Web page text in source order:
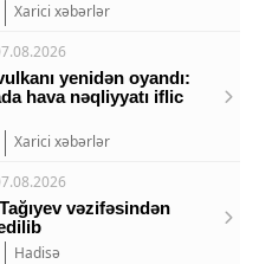
Xarici xəbərlər
yenidən oyandı:
hava nəqliyyatı iflic
Xarici xəbərlər
vəzifəsindən
Hadisə